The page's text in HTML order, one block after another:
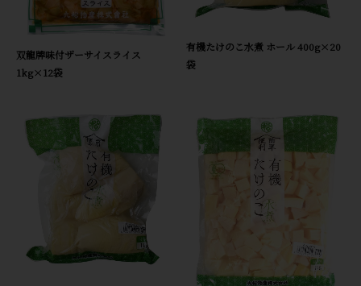
双龍牌味付ザーサイスライス
1kg×12袋
有機たけのこ水煮 ホール 400g×20
袋